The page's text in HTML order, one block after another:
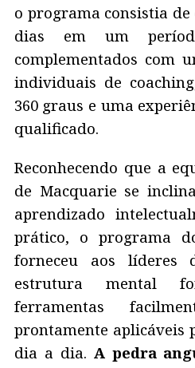
o programa consistia
dias em um
complementados com
individuais de
360 graus e uma
qualificado.
Reconhecendo que a
de Macquarie se
aprendizado
prático, o programa
forneceu aos líderes
estrutura mental
ferramentas
prontamente aplicáveis
dia a dia. A pedra